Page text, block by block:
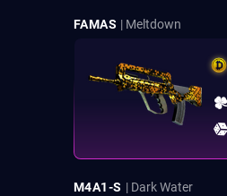
FAMAS | Meltdown
M4A1-S | Dark Water